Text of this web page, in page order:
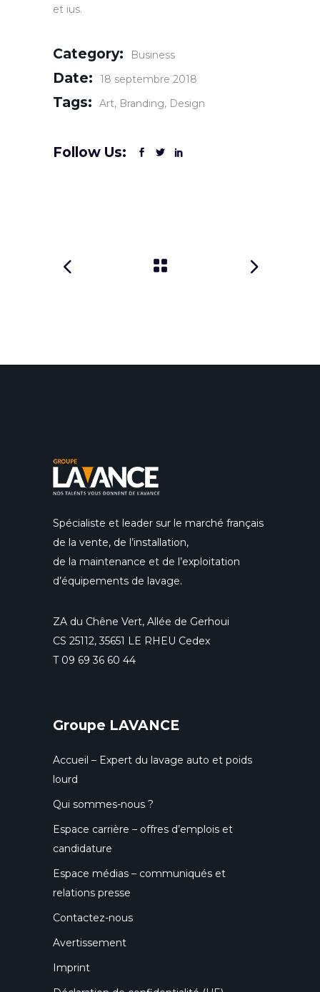
et ius.
Category: Business
Date: 18 septembre 2018
Tags: Art Branding Design
Follow Us:
Spécialiste et leader sur le marché français
de la vente, de l’installation,
de la maintenance et de l’exploitation
d’équipements de lavage.
ZA du Chêne Vert, Allée de Gerhoui
CS 25112, 35651 LE RHEU Cedex
T 09 69 36 60 44
Groupe LAVANCE
Accueil – Expert du lavage auto et poids
lourd
Qui sommes-nous ?
Espace carrière – offres d’emplois et
candidature
Espace médias – communiqués et
relations presse
Contactez-nous
Avertissement
Imprint